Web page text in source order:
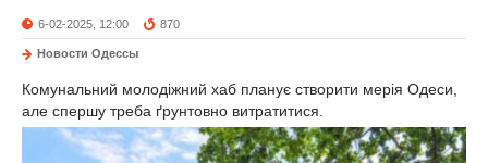
6-02-2025, 12:00 870
Новости Одессы
Комунальний молодіжний хаб планує створити мерія Одеси,
але спершу треба ґрунтовно витратитися.